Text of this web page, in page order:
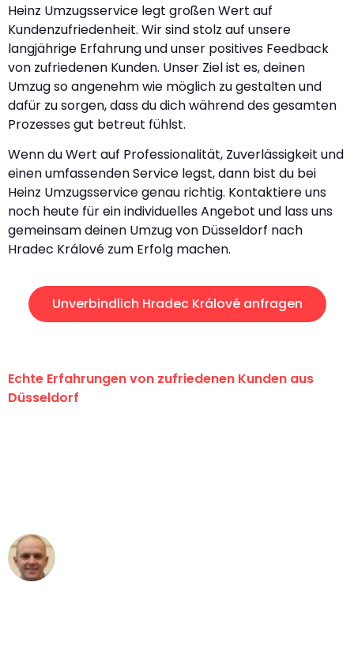
Heinz Umzugsservice legt großen Wert auf
Kundenzufriedenheit. Wir sind stolz auf unsere
langjährige Erfahrung und unser positives Feedback
von zufriedenen Kunden. Unser Ziel ist es, deinen
Umzug so angenehm wie möglich zu gestalten und
dafür zu sorgen, dass du dich während des gesamten
Prozesses gut betreut fühlst.
Wenn du Wert auf Professionalität, Zuverlässigkeit und
einen umfassenden Service legst, dann bist du bei
Heinz Umzugsservice genau richtig. Kontaktiere uns
noch heute für ein individuelles Angebot und lass uns
gemeinsam deinen Umzug von Düsseldorf nach
Hradec Králové zum Erfolg machen.
Unverbindlich Hradec Králové anfragen
Echte Erfahrungen von zufriedenen Kunden aus
Düsseldorf